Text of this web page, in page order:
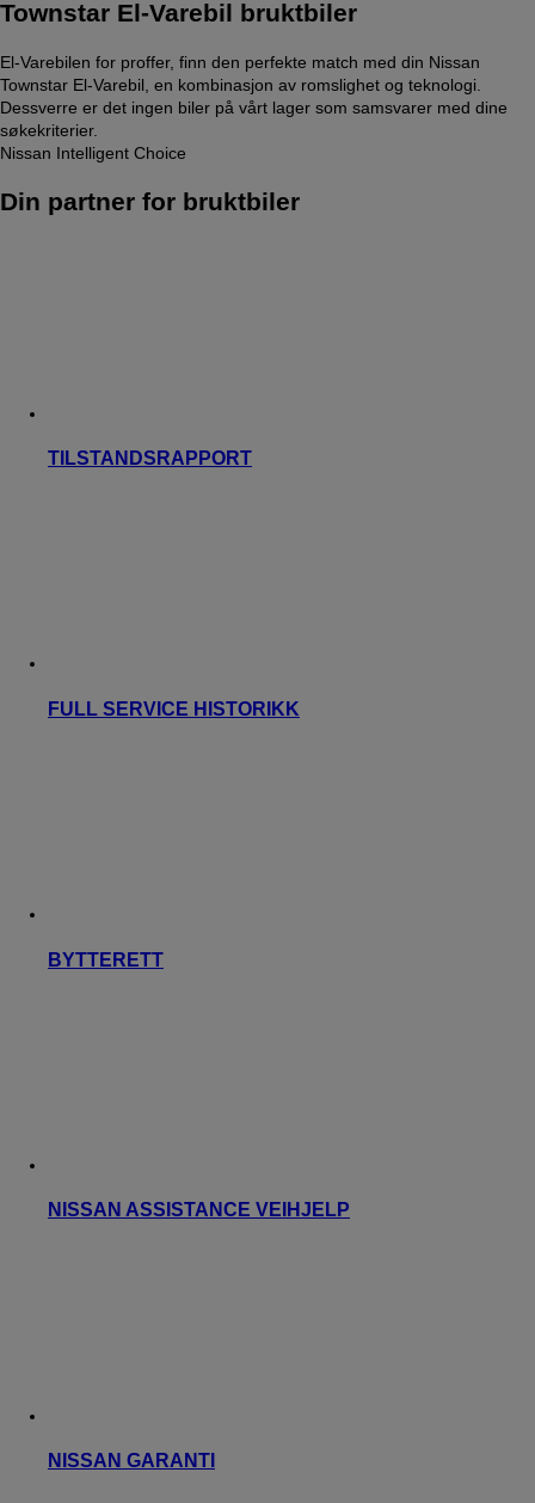
Townstar El-Varebil bruktbiler
El-Varebilen for proffer, finn den perfekte match med din Nissan
Townstar El-Varebil, en kombinasjon av romslighet og teknologi.
Dessverre er det ingen biler på vårt lager som samsvarer med dine
søkekriterier.
Nissan Intelligent Choice
Din partner for bruktbiler
TILSTANDSRAPPORT
FULL SERVICE HISTORIKK
BYTTERETT
NISSAN ASSISTANCE VEIHJELP
NISSAN GARANTI